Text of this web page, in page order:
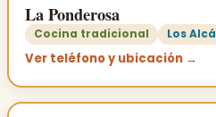
La Ponderosa
Cocina tradicional Los
Ver teléfono y ubicación →